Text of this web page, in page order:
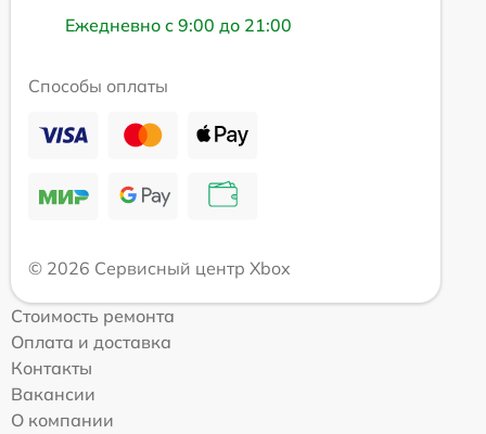
Ежедневно с 9:00 до 21:00
Способы оплаты
© 2026 Сервисный центр Xbox
Стоимость ремонта
Оплата и доставка
Контакты
Вакансии
О компании